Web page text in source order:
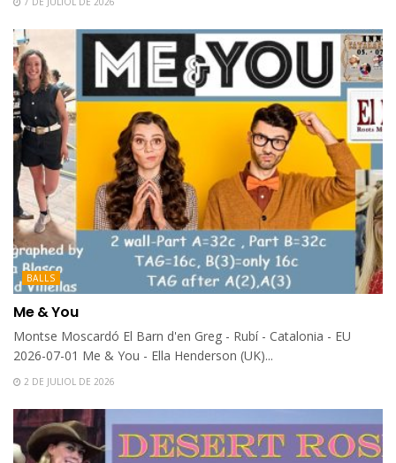
BALLS
Me & You
Montse Moscardó El Barn d'en Greg - Rubí - Catalonia - EU
2026-07-01 Me & You - Ella Henderson (UK)...
2 DE JULIOL DE 2026